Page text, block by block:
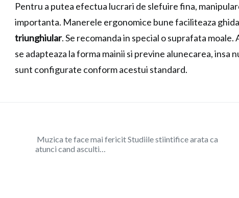
Pentru a putea efectua lucrari de slefuire fina,
importanta. Manerele ergonomice bune faciliteaza
triunghiular. Se recomanda in special o suprafata
se adapteaza la forma mainii si previne alunecarea, insa
sunt configurate conform acestui standard.
Muzica te face mai fericit Studiile stiintifice arata ca
atunci cand asculti…